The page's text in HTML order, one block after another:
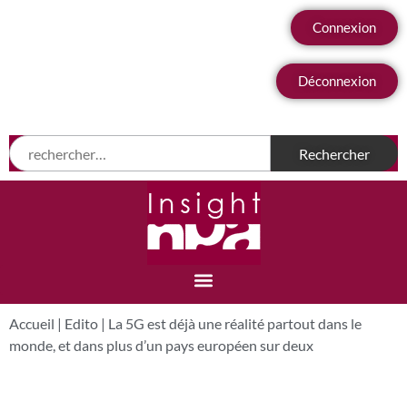
Connexion
Déconnexion
Accueil | Edito | La 5G est déjà une réalité partout dans le
monde, et dans plus d’un pays européen sur deux